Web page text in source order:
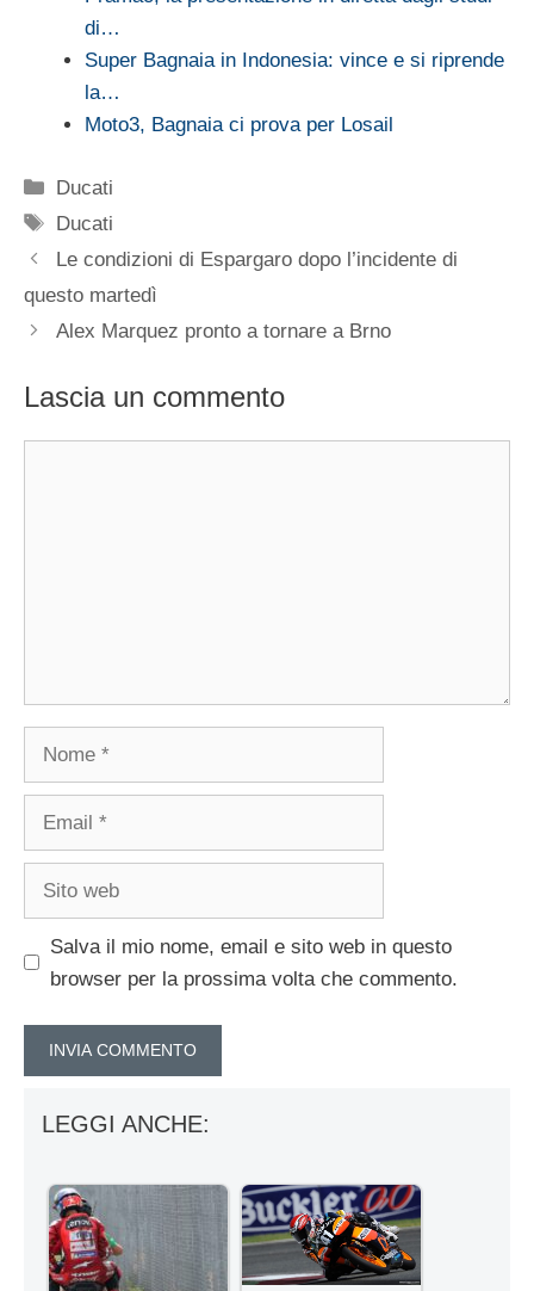
di…
Super Bagnaia in Indonesia: vince e si riprende
la…
Moto3, Bagnaia ci prova per Losail
Categorie
Ducati
Tag
Ducati
Le condizioni di Espargaro dopo l’incidente di
questo martedì
Alex Marquez pronto a tornare a Brno
Lascia un commento
Salva il mio nome, email e sito web in questo
browser per la prossima volta che commento.
LEGGI ANCHE: